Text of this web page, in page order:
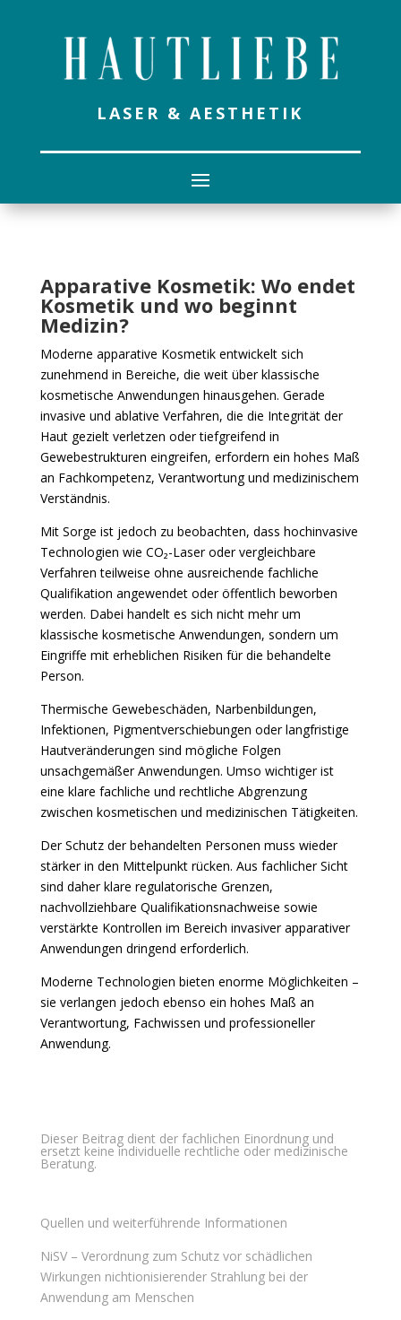
LASER & AESTHETIK
Apparative Kosmetik: Wo endet
Kosmetik und wo beginnt
Medizin?
Moderne apparative Kosmetik entwickelt sich
zunehmend in Bereiche, die weit über klassische
kosmetische Anwendungen hinausgehen. Gerade
invasive und ablative Verfahren, die die Integrität der
Haut gezielt verletzen oder tiefgreifend in
Gewebestrukturen eingreifen, erfordern ein hohes Maß
an Fachkompetenz, Verantwortung und medizinischem
Verständnis.
Mit Sorge ist jedoch zu beobachten, dass hochinvasive
Technologien wie CO₂-Laser oder vergleichbare
Verfahren teilweise ohne ausreichende fachliche
Qualifikation angewendet oder öffentlich beworben
werden. Dabei handelt es sich nicht mehr um
klassische kosmetische Anwendungen, sondern um
Eingriffe mit erheblichen Risiken für die behandelte
Person.
Thermische Gewebeschäden, Narbenbildungen,
Infektionen, Pigmentverschiebungen oder langfristige
Hautveränderungen sind mögliche Folgen
unsachgemäßer Anwendungen. Umso wichtiger ist
eine klare fachliche und rechtliche Abgrenzung
zwischen kosmetischen und medizinischen Tätigkeiten.
Der Schutz der behandelten Personen muss wieder
stärker in den Mittelpunkt rücken. Aus fachlicher Sicht
sind daher klare regulatorische Grenzen,
nachvollziehbare Qualifikationsnachweise sowie
verstärkte Kontrollen im Bereich invasiver apparativer
Anwendungen dringend erforderlich.
Moderne Technologien bieten enorme Möglichkeiten –
sie verlangen jedoch ebenso ein hohes Maß an
Verantwortung, Fachwissen und professioneller
Anwendung.
Dieser Beitrag dient der fachlichen Einordnung und
ersetzt keine individuelle rechtliche oder medizinische
Beratung.
Quellen und weiterführende Informationen
NiSV – Verordnung zum Schutz vor schädlichen
Wirkungen nichtionisierender Strahlung bei der
Anwendung am Menschen